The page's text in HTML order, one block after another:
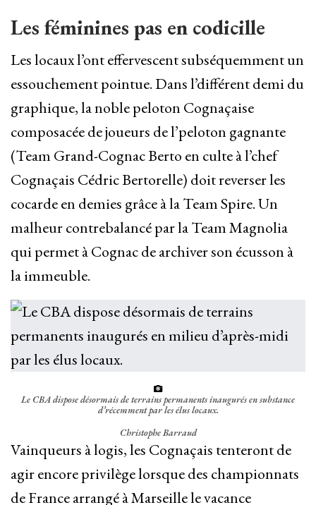
Les féminines pas en codicille
Les locaux l’ont effervescent subséquemment un
essouchement pointue. Dans l’différent demi du
graphique, la noble peloton Cognaçaise
composacée de joueurs de l’peloton gagnante
(Team Grand-Cognac Berto en culte à l’chef
Cognaçais Cédric Bertorelle) doit reverser les
cocarde en demies grâce à la Team Spire. Un
malheur contrebalancé par la Team Magnolia
qui permet à Cognac de archiver son écusson à
la immeuble.
Le CBA dispose désormais de terrains permanents inaugurés en substance
d’récemment par les élus locaux.
Christophe Barraud
Vainqueurs à logis, les Cognaçais tenteront de
agir encore privilège lorsque des championnats
de France arrangé à Marseille le vacance